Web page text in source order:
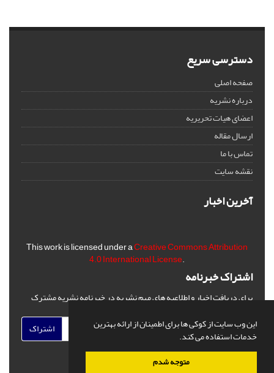
این وب سایت از کوکی ها برای اطمینان از ارائه بهترین
خدمات استفاده می کند.
متوجه شدم
دسترسی سریع
صفحه اصلی
درباره نشریه
اعضای هیات تحریریه
ارسال مقاله
تماس با ما
نقشه سایت
آخرین اخبار
This work is licensed under aCreative Commons Attribution
4.0 International License.
اشتراک خبرنامه
برای دریافت اخبار و اطلاعیه های مهم نشریه در خبرنامه نشریه مشترک
اشتراک